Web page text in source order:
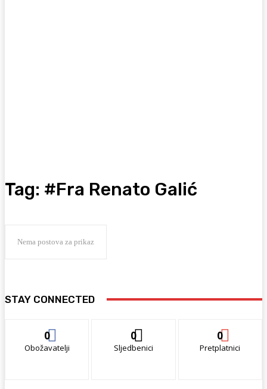
Tag: #Fra Renato Galić
Nema postova za prikaz
STAY CONNECTED
0
Obožavatelji
0
Sljedbenici
0
Pretplatnici